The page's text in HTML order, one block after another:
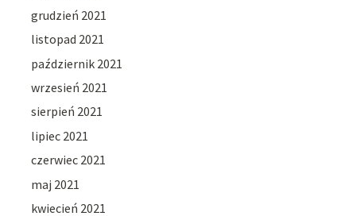
grudzień 2021
listopad 2021
październik 2021
wrzesień 2021
sierpień 2021
lipiec 2021
czerwiec 2021
maj 2021
kwiecień 2021